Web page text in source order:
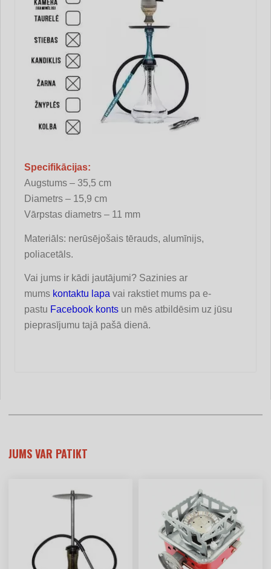
Specifikācijas:
Augstums – 35,5 cm
Diametrs – 15,9 cm
Vārpstas diametrs – 11 mm
Materiāls: nerūsējošais tērauds, alumīnijs,
poliacetāls.
Vai jums ir kādi jautājumi? Sazinies ar
mums kontaktu lapa vai rakstiet mums pa e-
pastu Facebook konts un mēs atbildēsim uz jūsu
pieprasījumu tajā pašā dienā.
JUMS VAR PATIKT